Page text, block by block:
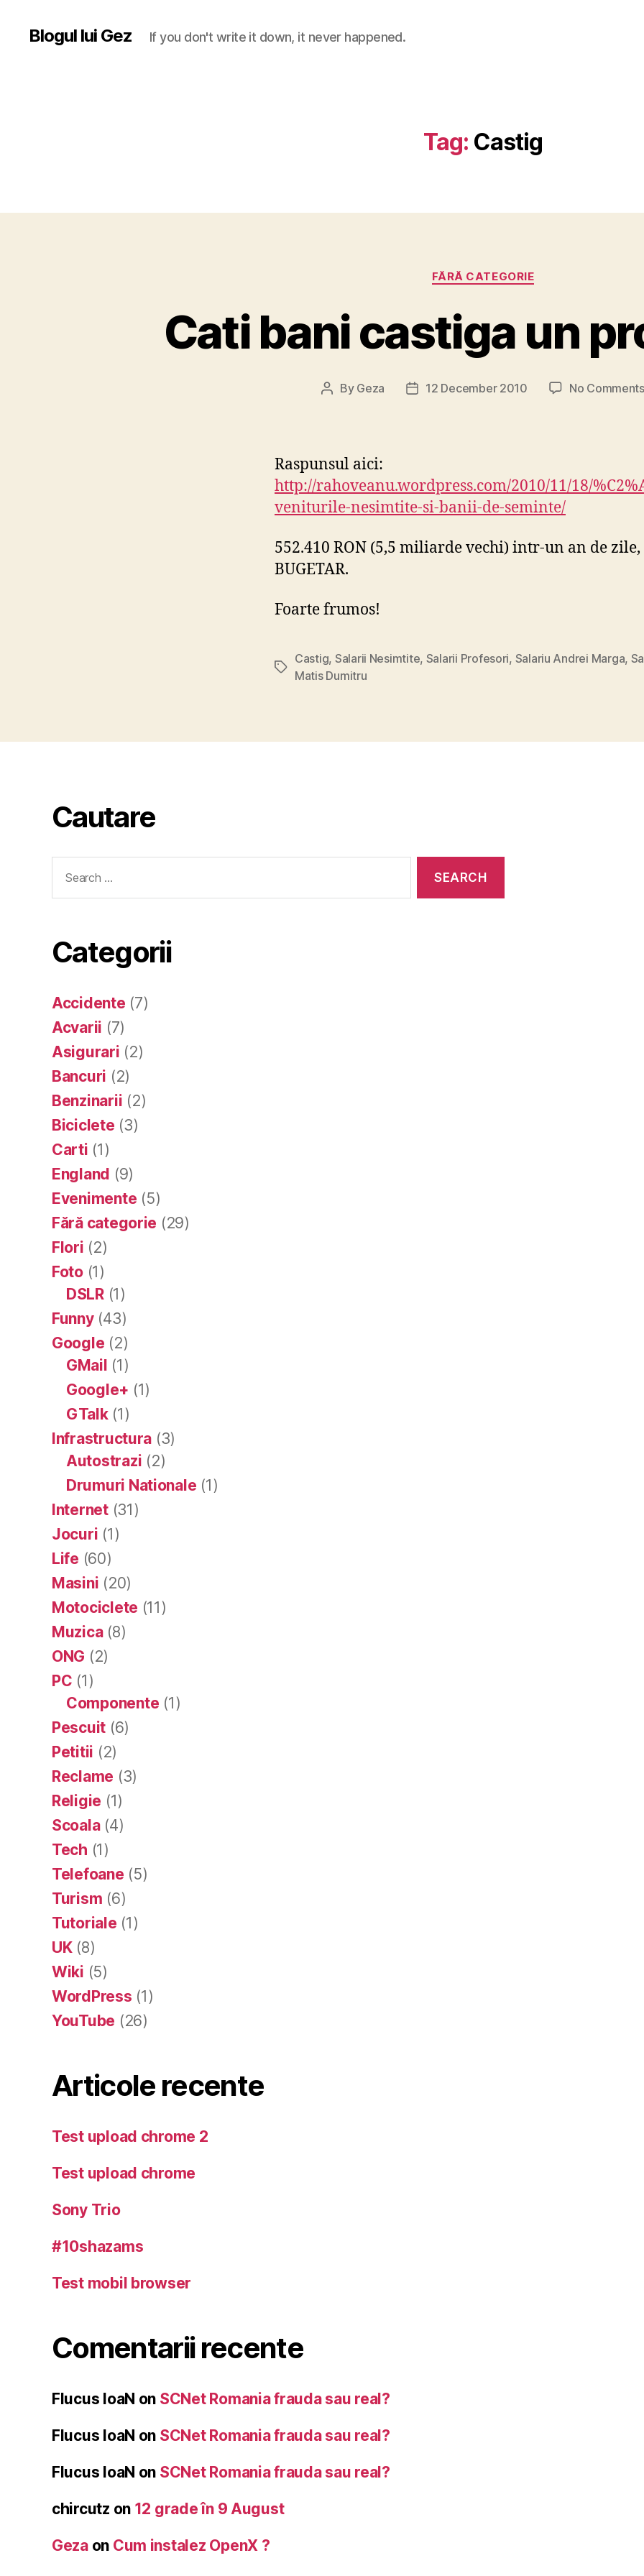
Blogul lui Gez If you don't write it down, it never happened.
Tag: Castig
Categories
FĂRĂ CATEGORIE
Cati bani castiga un
Post
By Geza
Post12 December 2010 No Comments
Raspunsul aici:
http://rahoveanu.wordpress.com/2010/11/18/
veniturile-nesimtite-si-banii-de-seminte/
552.410 RON (5,5 miliarde vechi) intr-un an de zile,
BUGETAR.
Foarte frumos!
Tags
Castig, Salarii Nesimtite, Salarii Profesori, Salariu Andrei Marga,
Matis Dumitru
Cautare
for:
Categorii
Accidente (7)
Acvarii (7)
Asigurari (2)
Bancuri (2)
Benzinarii (2)
Biciclete (3)
Carti (1)
England (9)
Evenimente (5)
Fără categorie (29)
Flori (2)
Foto(1)
DSLR(1)
Funny(43)
Google (2)
GMail (1)
Google+ (1)
GTalk(1)
Infrastructura (3)
Autostrazi (2)
Drumuri Nationale (1)
Internet(31)
Jocuri (1)
Life (60)
Masini (20)
Motociclete (11)
Muzica(8)
ONG (2)
PC (1)
Componente (1)
Pescuit (6)
Petitii (2)
Reclame (3)
Religie (1)
Scoala(4)
Tech (1)
Telefoane (5)
Turism (6)
Tutoriale (1)
UK(8)
Wiki (5)
WordPress (1)
YouTube (26)
Articole recente
Test upload chrome 2
Test upload chrome
Sony Trio
#10shazams
Test mobil browser
Comentarii recente
Flucus IoaN on SCNet Romania frauda sau real?
Flucus IoaN on SCNet Romania frauda sau real?
Flucus IoaN on SCNet Romania frauda sau real?
chircutz on 12 grade în 9 August
Gezaon Cum instalez OpenX ?